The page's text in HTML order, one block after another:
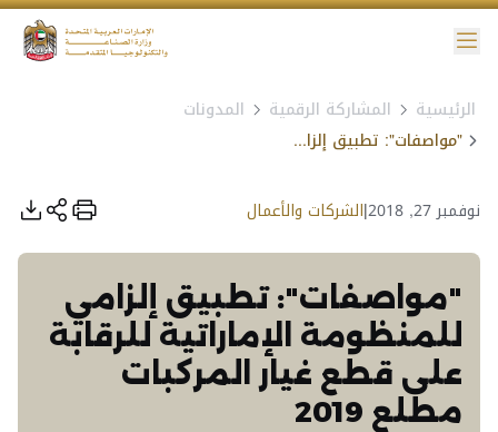
الوصول
الرئيسية المشاركة الرقمية
المدونات
"مواصفات": تطبيق إلزامي للمنظومة الإماراتية للرقابة على قطع غيار المركبات مطلع 2019
نوفمبر 27, 2018 |الشركات والأعمال
"مواصفات": تطبيق إلزامي
للمنظومة الإماراتية للرقابة
على قطع غيار المركبات
مطلع 2019